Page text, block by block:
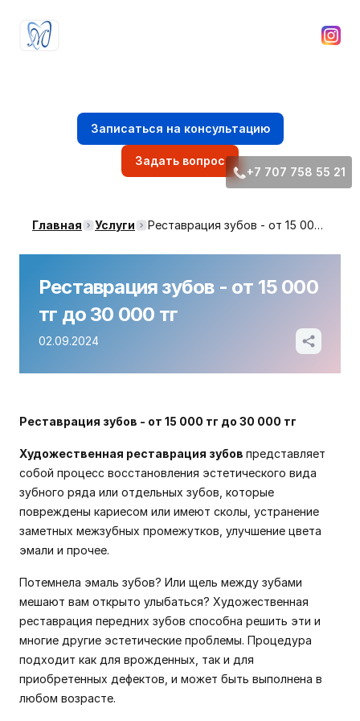
+7 707 758 55 21
Записаться на консультацию
Задать вопрос
Главная Услуги Реставрация зубов - от 15 000 тг до 30 000 тг
Реставрация зубов - от 15 000
тг до 30 000 тг
02.09.2024
Реставрация зубов - от 15 000 тг до 30 000 тг
Художественная реставрация зубов представляет
собой процесс восстановления эстетического вида
зубного ряда или отдельных зубов, которые
повреждены кариесом или имеют сколы, устранение
заметных межзубных промежутков, улучшение цвета
эмали и прочее.
Потемнела эмаль зубов? Или щель между зубами
мешают вам открыто улыбаться? Художественная
реставрация передних зубов способна решить эти и
многие другие эстетические проблемы. Процедура
подходит как для врожденных, так и для
приобретенных дефектов, и может быть выполнена в
любом возрасте.